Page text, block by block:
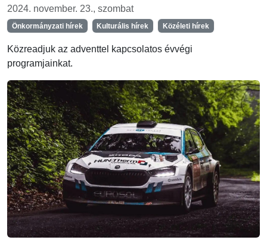
2024. november. 23., szombat
Önkormányzati hírek Kulturális hírek Közéleti hírek
Közreadjuk az adventtel kapcsolatos évvégi
programjainkat.